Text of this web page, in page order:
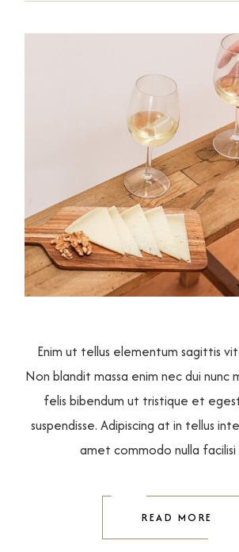
Enim ut tellus elementum sagittis
Non blandit massa enim nec dui nunc
felis bibendum ut tristique et
suspendisse. Adipiscing at in tellus
amet commodo nulla facilisi
READ MORE